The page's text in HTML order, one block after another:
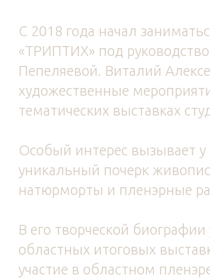
С 2018 года начал
«ТРИПТИХ» под
Пепеляевой. Виталий
художественные
тематических выставках
Особый интерес вызывает
уникальный почерк
натюрморты и пленэрные
В его творческой
областных итоговых
участие в областном